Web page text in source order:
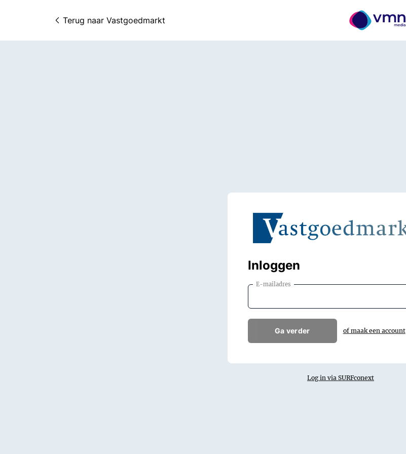
Terug naar Vastgoedmarkt
Inloggen
E-mailadres
Ga verder of maak een account
Log in via SURFconext